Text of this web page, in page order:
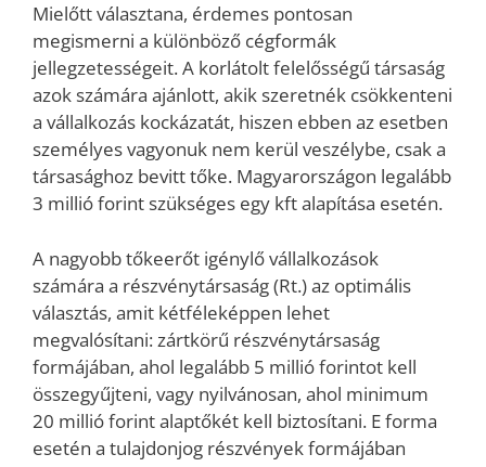
Mielőtt választana, érdemes pontosan
megismerni a különböző cégformák
jellegzetességeit. A korlátolt felelősségű társaság
azok számára ajánlott, akik szeretnék csökkenteni
a vállalkozás kockázatát, hiszen ebben az esetben
személyes vagyonuk nem kerül veszélybe, csak a
társasághoz bevitt tőke. Magyarországon legalább
3 millió forint szükséges egy kft alapítása esetén.
A nagyobb tőkeerőt igénylő vállalkozások
számára a részvénytársaság (Rt.) az optimális
választás, amit kétféleképpen lehet
megvalósítani: zártkörű részvénytársaság
formájában, ahol legalább 5 millió forintot kell
összegyűjteni, vagy nyilvánosan, ahol minimum
20 millió forint alaptőkét kell biztosítani. E forma
esetén a tulajdonjog részvények formájában